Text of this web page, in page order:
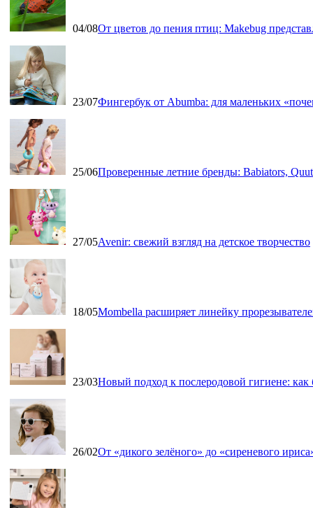
04/08От цветов до пения птиц: Makebug
23/07Фингербук от Abumba: для маленьких
25/06Проверенные летние бренды: Babiators,
27/05Avenir: свежий взгляд на детское творчество
18/05Mombella расширяет линейку
23/03Новый подход к послеродовой гигиене:
26/02От «дикого зелёного» до «сиреневого